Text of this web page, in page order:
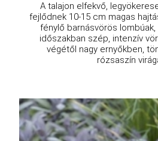
A talajon elfekvő,
fejlődnek 10-15 cm magas
fénylő barnásvörös
időszakban szép, intenzív
végétől nagy ernyőkben,
rózsaszín